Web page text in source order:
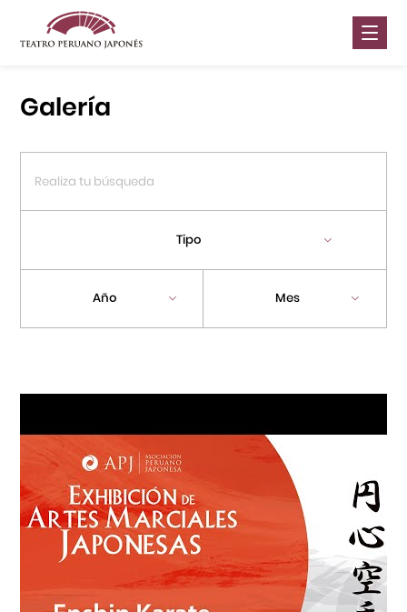
Centro Cultural Peruano Japonés
Teatro Peruano Japonés
Galería
Tipo
Año Mes